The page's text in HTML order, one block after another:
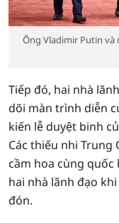
Ông Vladimir Putin và
Tiếp đó, hai nhà
dõi màn trình diễn
kiến lễ duyệt binh
Các thiếu nhi
cầm hoa cùng quốc
hai nhà lãnh đạo
đón.